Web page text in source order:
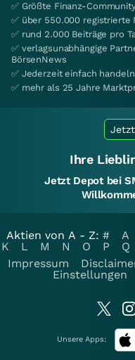
✅ Größte Finanz-
✅ über 550.000 registrierte
✅ rund 2.000 Beiträge pro
✅ verlagsunabhängige
BörsenNews
✅ Jederzeit einfach
✅ mehr als 25 Jahre
Ihre
Jetzt Depot bei
Aktien von A - Z: # A
K
L M N O P Q
Impressum
Einstellungen
Unsere Apps: